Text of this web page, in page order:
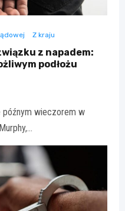
Z kraju
z napadem:
podłożu
późnym wieczorem w